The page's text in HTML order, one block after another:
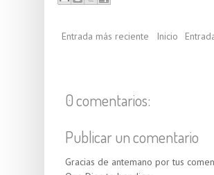
Entrada más reciente Inicio
0 comentarios:
Publicar un comentario
Gracias de antemano por tus